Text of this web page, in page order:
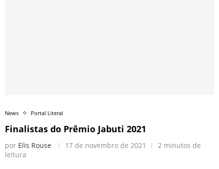
News Portal Literal
Finalistas do Prêmio Jabuti 2021
por Elis Rouse 17 de novembro de 2021
2 minutos de
leitura